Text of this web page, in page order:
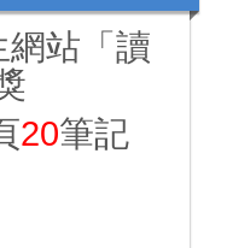
網站「讀
20筆記